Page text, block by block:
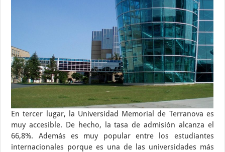
En tercer lugar, la Universidad Memorial de Terranova es
muy accesible. De hecho, la tasa de admisión alcanza el
66,8%. Además es muy popular entre los estudiantes
internacionales porque es una de las universidades más